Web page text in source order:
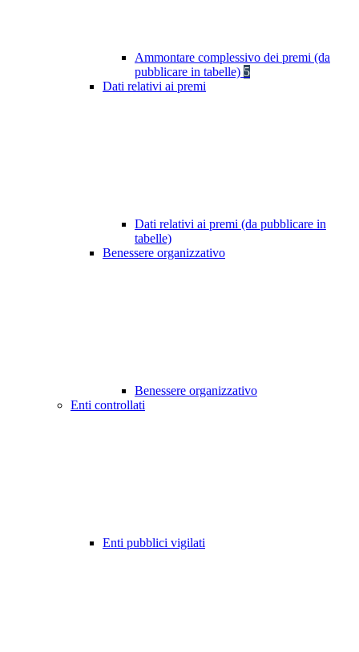
Ammontare complessivo dei premi (da
pubblicare in tabelle) 5
Dati relativi ai premi
Dati relativi ai premi (da pubblicare in
tabelle)
Benessere organizzativo
Benessere organizzativo
Enti controllati
Enti pubblici vigilati